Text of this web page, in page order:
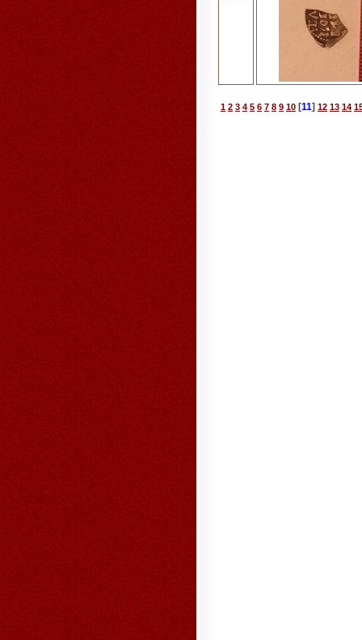
1 2 3 4 5 6 7 8 9 10 [11] 12 13 14